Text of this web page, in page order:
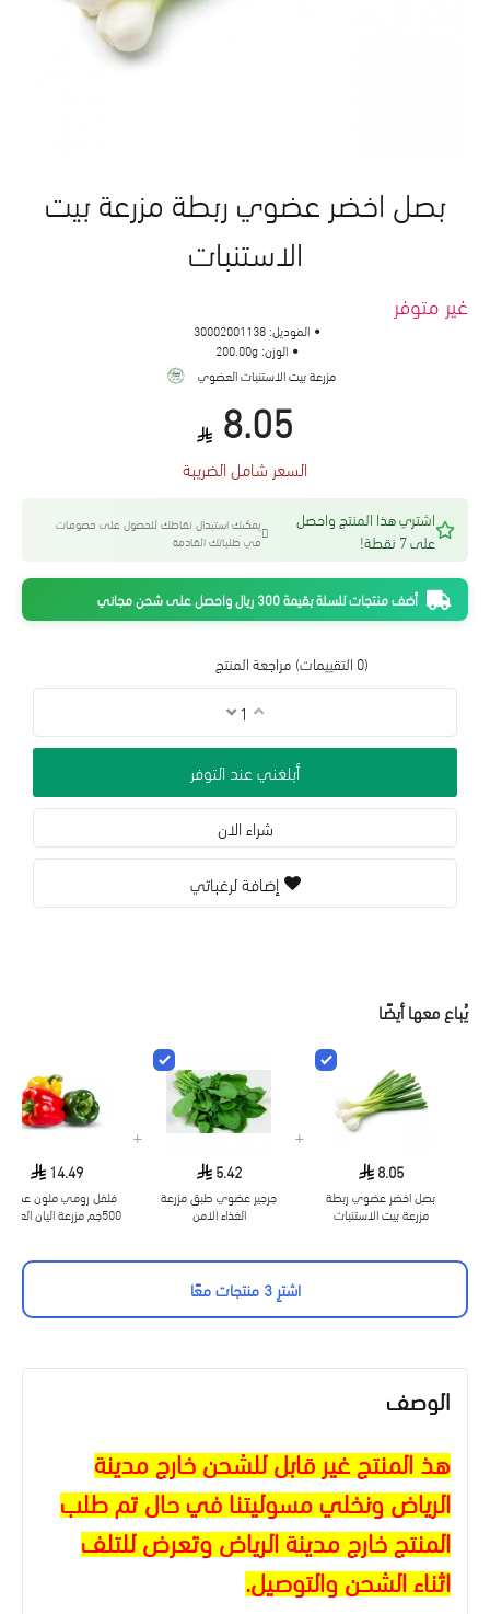
غير متوفر
بصل اخضر عضوي ربطة مزرعة بيت
الاستنبات
(0 التقييمات) مراجعة المنتج
8.05
السعر شامل الضريبة
الموديل: 30002001138
الوزن: 200.00g
مزرعة بيت الاستنبات العضوي
اشتري هذا المنتج واحصل
على 7 نقطة!
يمكنك استبدال نقاطك للحصول على خصومات
في طلباتك القادمة
أضف منتجات للسلة بقيمة 300 ريال واحصل على شحن مجاني
أبلغني عند التوفر
شراء الان
إضافة لرغباتي
يُباع معها أيضًا
8.05
بصل اخضر عضوي ربطة
مزرعة بيت الاستنبات
+
5.42
جرجير عضوي طبق مزرعة
الغذاء الامن
+
14.49
فلفل رومي ملون
500جم مزرعة اليان العضوية
اشترِ 3 منتجات معًا
الوصف
هذ المنتج غير قابل للشحن خارج مدينة
الرياض ونخلي مسوليتنا في حال تم طلب
المنتج خارج مدينة الرياض وتعرض للتلف
اثناء الشحن والتوصيل.